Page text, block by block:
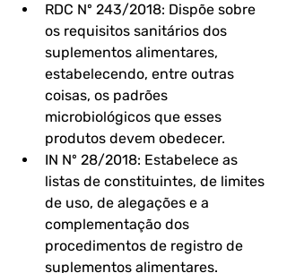
RDC Nº 243/2018: Dispõe sobre
os requisitos sanitários dos
suplementos alimentares,
estabelecendo, entre outras
coisas, os padrões
microbiológicos que esses
produtos devem obedecer.
IN Nº 28/2018: Estabelece as
listas de constituintes, de limites
de uso, de alegações e a
complementação dos
procedimentos de registro de
suplementos alimentares.